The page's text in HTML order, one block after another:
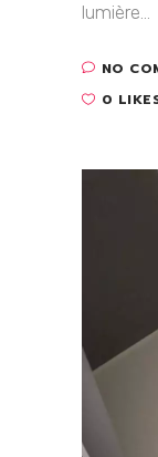
lumière...
NO
0